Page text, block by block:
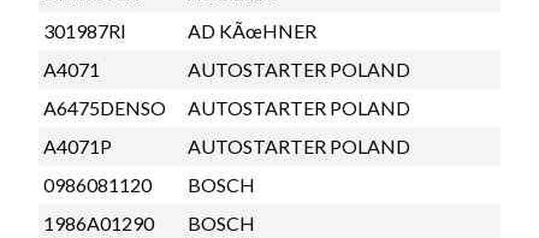
301987RI
AD KÃœHNER
A4071
AUTOSTARTER POLAND
A6475DENSO
AUTOSTARTER POLAND
A4071P
AUTOSTARTER POLAND
0986081120
BOSCH
1986A01290
BOSCH